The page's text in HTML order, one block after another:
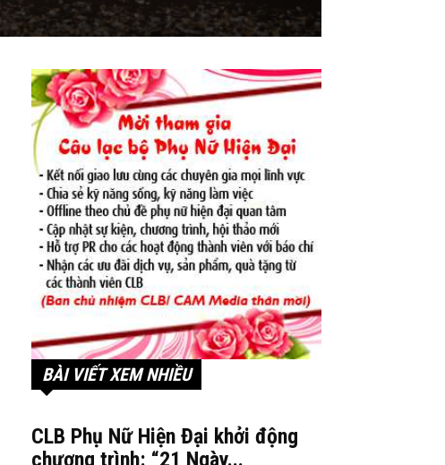
BÀI VIẾT XEM NHIỀU
CLB Phụ Nữ Hiện Đại khởi động
chương trình: “21 Ngày...